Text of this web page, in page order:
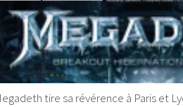
tire sa révérence à Paris et